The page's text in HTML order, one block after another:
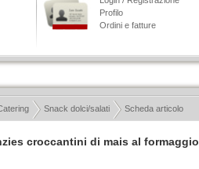
croccantini di mais al formaggio
Profilo
Ordini e fatture
Snack dolci/salati Scheda articolo